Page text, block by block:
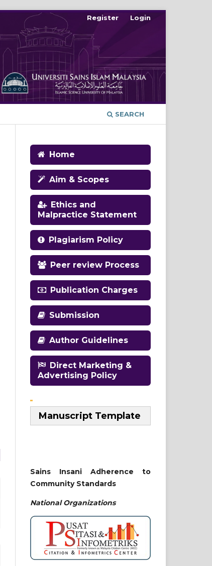
SEARCH
Register Login
Home
Aim & Scopes
Ethics and
Malpractice Statement
Plagiarism Policy
Peer review Process
Publication Charges
Submission
Author Guidelines
Direct Marketing &
Advertising Policy
Manuscript Template
Sains Insani Adherence to
Community Standards
National Organizations